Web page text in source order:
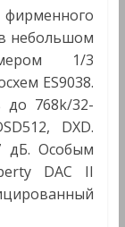
небольшом
1/3
ES9038.
до 768k/32-
DXD.
дБ. Особым
DAC II